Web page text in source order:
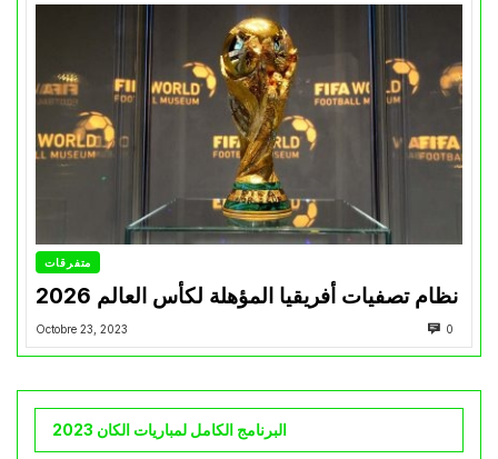
متفرقات
نظام تصفيات أفريقيا المؤهلة لكأس العالم 2026
Octobre 23, 2023 0
البرنامج الكامل لمباريات الكان 2023